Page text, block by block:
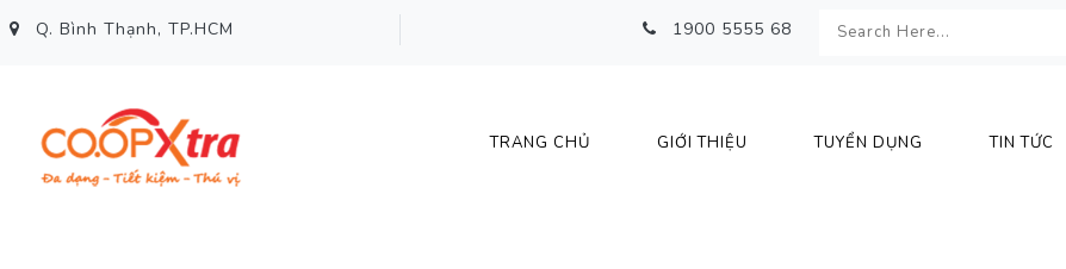
Q. Bình Thạnh, TP.HCM 1900 5555 68
TRANG CHỦ GIỚI THIỆU TUYỂN DỤNG TIN TỨC